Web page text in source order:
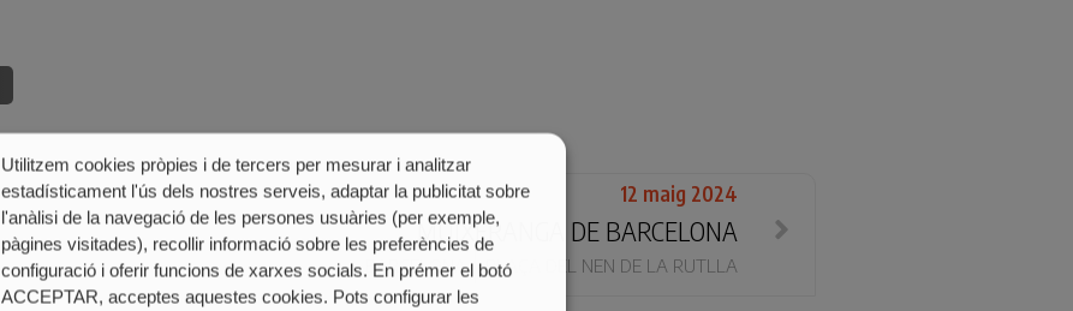
12 maig 2024
MUIXERANGA DE BARCELONA
BARCELONA PLAÇA DEL NEN DE LA RUTLLA
Utilitzem cookies pròpies i de tercers per mesurar i analitzar
estadísticament l'ús dels nostres serveis, adaptar la publicitat sobre
l'anàlisi de la navegació de les persones usuàries (per exemple,
pàgines visitades), recollir informació sobre les preferències de
configuració i oferir funcions de xarxes socials. En prémer el botó
ACCEPTAR, acceptes aquestes cookies. Pots configurar les